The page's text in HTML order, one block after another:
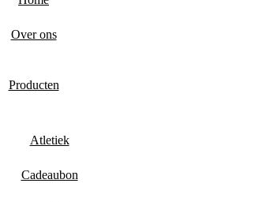
Over ons
Producten
Atletiek
Cadeaubon